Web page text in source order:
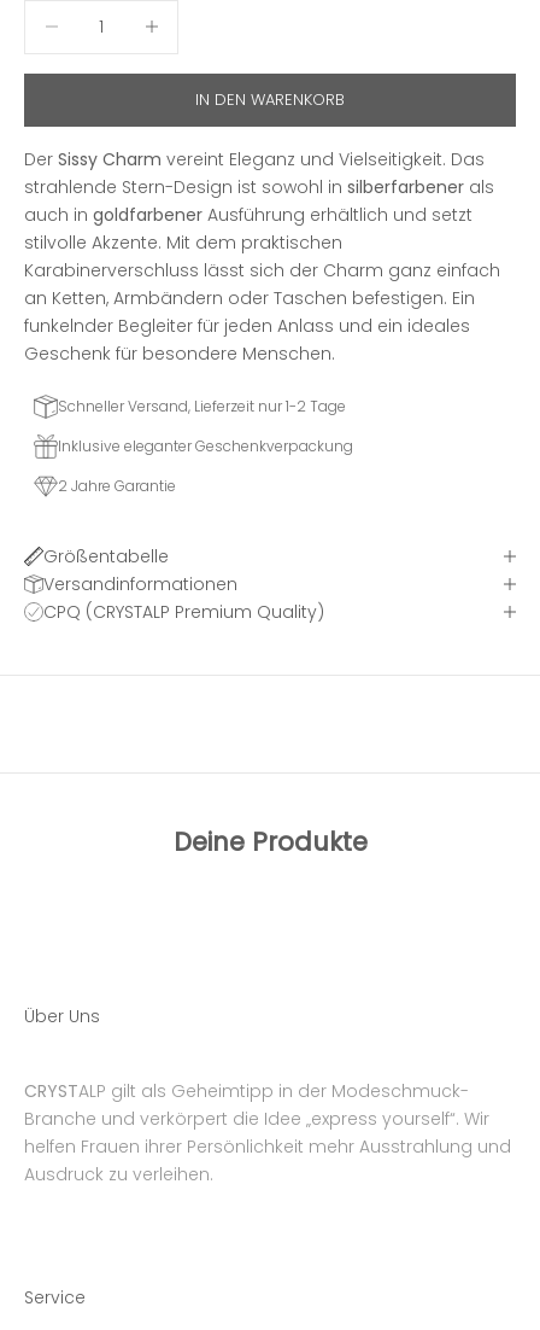
IN DEN WARENKORB
Der Sissy Charm vereint Eleganz und Vielseitigkeit. Das
strahlende Stern-Design ist sowohl in silberfarbener als
auch in goldfarbener Ausführung erhältlich und setzt
stilvolle Akzente. Mit dem praktischen
Karabinerverschluss lässt sich der Charm ganz einfach
an Ketten, Armbändern oder Taschen befestigen. Ein
funkelnder Begleiter für jeden Anlass und ein ideales
Geschenk für besondere Menschen.
Schneller Versand, Lieferzeit nur 1-2 Tage
Inklusive eleganter Geschenkverpackung
2 Jahre Garantie
Größentabelle
Versandinformationen
CPQ (CRYSTALP Premium Quality)
Deine Produkte
Über Uns
CRYSTALP gilt als Geheimtipp in der Modeschmuck-
Branche und verkörpert die Idee „express yourself“. Wir
helfen Frauen ihrer Persönlichkeit mehr Ausstrahlung und
Ausdruck zu verleihen.
Service